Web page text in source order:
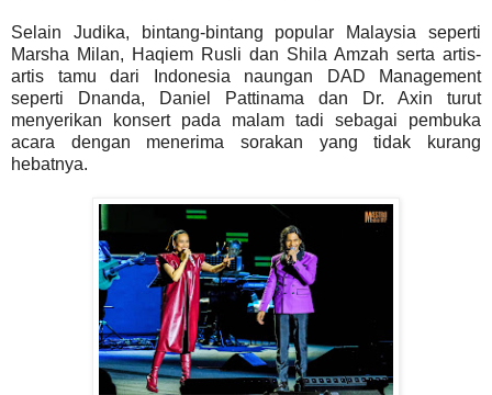
Selain Judika, bintang-bintang popular Malaysia seperti
Marsha Milan, Haqiem Rusli dan Shila Amzah serta artis-
artis tamu dari Indonesia naungan DAD Management
seperti Dnanda, Daniel Pattinama dan Dr. Axin turut
menyerikan konsert pada malam tadi sebagai pembuka
acara dengan menerima sorakan yang tidak kurang
hebatnya.